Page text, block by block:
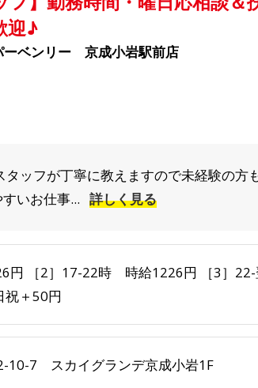
迎♪
ーベンリー 京成小岩駅前店
ッフが丁寧に教えますので未経験の方
いお仕事... 詳しく見る
円 ［2］17-22時 時給1226円 ［3］
＋50円
10-7 スカイグランデ京成小岩1F